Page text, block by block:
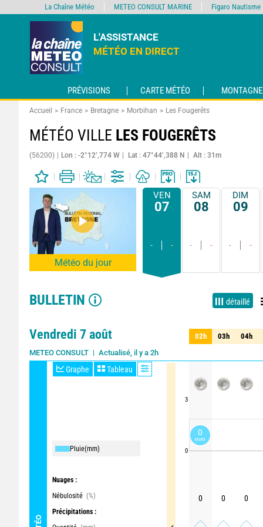
L'ASSISTANCE
MÉTÉO EN DIRECT
PRÉVISIONS CARTE MÉTÉO MONTAGNE
Accueil France Bretagne Morbihan Les Fougerêts
MÉTÉO VILLE LES FOUGERÊTS
(56200) Lon : -2°12’,774 W Lat : 47°44’,388 N Alt : 31m
Météo du jour
VEN
07
- -
SAM
08
- -
DIM
09
- -
BULLETIN détaillé
Vendredi 7 août
METEO CONSULT Actualisé, il y a 2h
Graphe Tableau
Pluie(mm)
Nuages :
Nébulosité (%)
Précipitations :
3
0
02h 03h 04h
02h 03h 04h
0 0 0
La Chaîne Météo METEO CONSULT MARINE Figaro Nautisme
0
mm